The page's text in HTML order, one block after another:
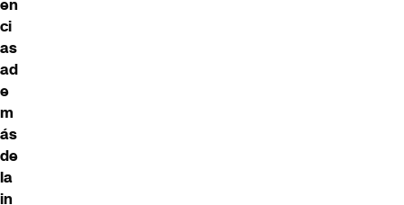
en
ci
as
ad
e
m
ás
de
la
in